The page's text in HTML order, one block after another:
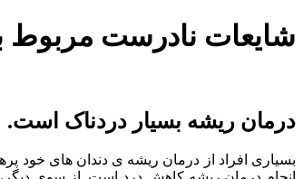
شایعات نادرست مربوط
درمان ریشه بسیار دردناک است.
بسیاری افراد از درمان ریشه ی دندان های خود